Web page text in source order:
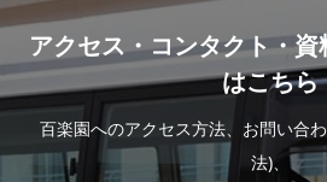
アクセス・コンタクト・
はこちら
百楽園へのアクセス方法、お問い合
法)、